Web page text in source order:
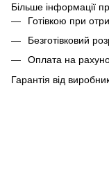
Більше інформації
Готівкою при
Безготівковий
Оплата на
Гарантія від